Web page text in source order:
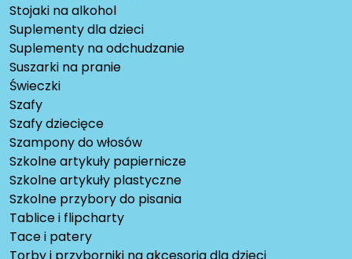
Stojaki na alkohol
Suplementy dla dzieci
Suplementy na odchudzanie
Suszarki na pranie
Świeczki
Szafy
Szafy dziecięce
Szampony do włosów
Szkolne artykuły papiernicze
Szkolne artykuły plastyczne
Szkolne przybory do pisania
Tablice i flipcharty
Tace i patery